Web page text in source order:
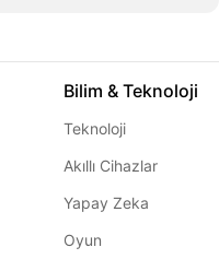
Bilim & Teknoloji
Teknoloji
Akıllı Cihazlar
Yapay Zeka
Oyun